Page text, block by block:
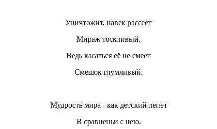
Уничтожит, навек рассеет
Мираж тоскливый.
Ведь касаться её не смеет
Смешок глумливый.
Мудрость мира - как детский лепет
В сравненьи с нею.